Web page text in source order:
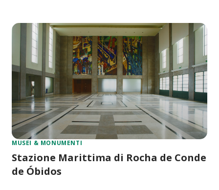
MUSEI & MONUMENTI
Stazione Marittima di Rocha de Conde
de Óbidos